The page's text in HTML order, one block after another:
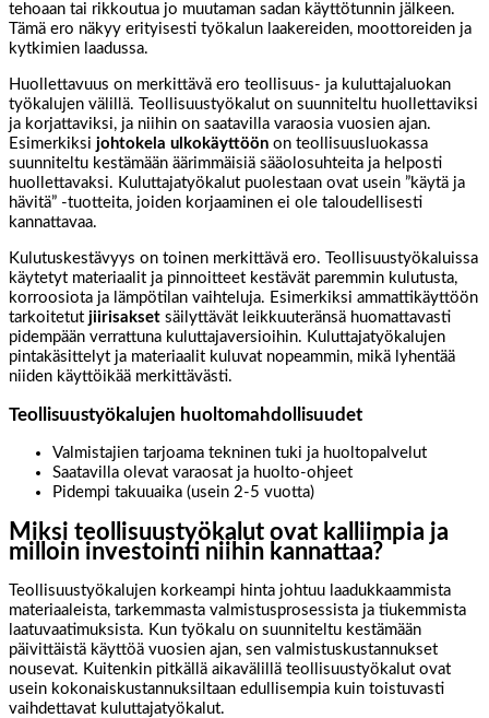
tehoaan tai rikkoutua jo muutaman sadan käyttötunnin jälkeen.
Tämä ero näkyy erityisesti työkalun laakereiden, moottoreiden ja
kytkimien laadussa.
Huollettavuus on merkittävä ero teollisuus- ja kuluttajaluokan
työkalujen välillä. Teollisuustyökalut on suunniteltu huollettaviksi
ja korjattaviksi, ja niihin on saatavilla varaosia vuosien ajan.
Esimerkiksi johtokela ulkokäyttöön on teollisuusluokassa
suunniteltu kestämään äärimmäisiä sääolosuhteita ja helposti
huollettavaksi. Kuluttajatyökalut puolestaan ovat usein ”käytä ja
hävitä” -tuotteita, joiden korjaaminen ei ole taloudellisesti
kannattavaa.
Kulutuskestävyys on toinen merkittävä ero. Teollisuustyökaluissa
käytetyt materiaalit ja pinnoitteet kestävät paremmin kulutusta,
korroosiota ja lämpötilan vaihteluja. Esimerkiksi ammattikäyttöön
tarkoitetut jiirisakset säilyttävät leikkuuteränsä huomattavasti
pidempään verrattuna kuluttajaversioihin. Kuluttajatyökalujen
pintakäsittelyt ja materiaalit kuluvat nopeammin, mikä lyhentää
niiden käyttöikää merkittävästi.
Teollisuustyökalujen huoltomahdollisuudet
Valmistajien tarjoama tekninen tuki ja huoltopalvelut
Saatavilla olevat varaosat ja huolto-ohjeet
Pidempi takuuaika (usein 2-5 vuotta)
Miksi teollisuustyökalut ovat kalliimpia ja
milloin investointi niihin kannattaa?
Teollisuustyökalujen korkeampi hinta johtuu laadukkaammista
materiaaleista, tarkemmasta valmistusprosessista ja tiukemmista
laatuvaatimuksista. Kun työkalu on suunniteltu kestämään
päivittäistä käyttöä vuosien ajan, sen valmistuskustannukset
nousevat. Kuitenkin pitkällä aikavälillä teollisuustyökalut ovat
usein kokonaiskustannuksiltaan edullisempia kuin toistuvasti
vaihdettavat kuluttajatyökalut.